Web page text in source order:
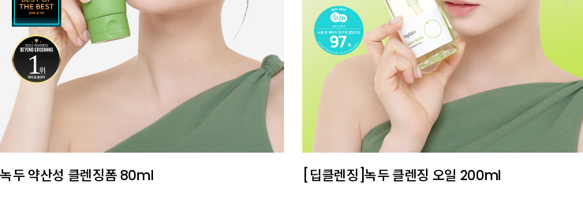
녹두 약산성 클렌징폼 80ml [딥클렌징]녹두 클렌징 오일 200ml